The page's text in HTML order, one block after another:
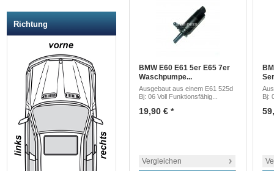
Richtung
BMW E60 E61 5er E65 7er
Waschpumpe...
Ausgebaut aus einem E61 525d
Bj: 06 Voll Funktionsfähig...
19,90 € *
Vergleichen
Bj: